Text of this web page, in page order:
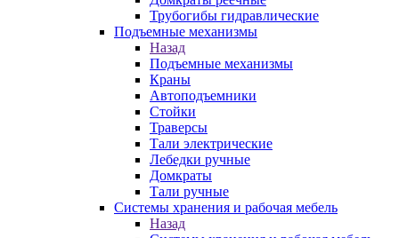
Трубогибы гидравлические
Подъемные механизмы
Назад
Подъемные механизмы
Краны
Автоподъемники
Стойки
Траверсы
Тали электрические
Лебедки ручные
Домкраты
Тали ручные
Системы хранения и рабочая мебель
Назад